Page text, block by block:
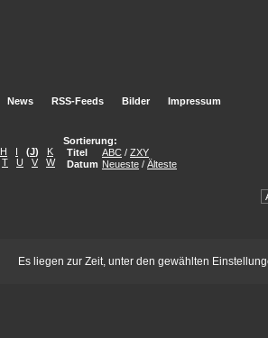
News RSS-Feeds Bilder Impressum
H I (J)
K
T U V
W
Sortierung:
Titel
ABC / ZXY
Datum Neueste / Älteste
Es liegen zur Zeit, unter den gewählten